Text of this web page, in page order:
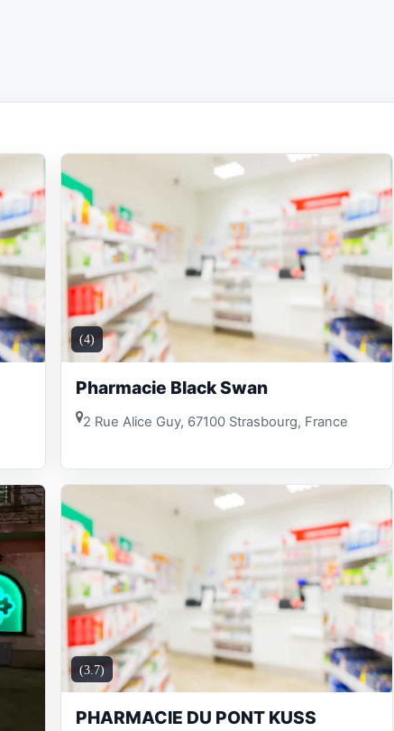
(4)
Pharmacie Black Swan
2 Rue Alice Guy, 67100 Strasbourg, France
(3.7)
PHARMACIE DU PONT KUSS